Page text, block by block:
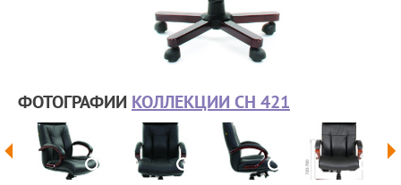
ФОТОГРАФИИ КОЛЛЕКЦИИ CH 421